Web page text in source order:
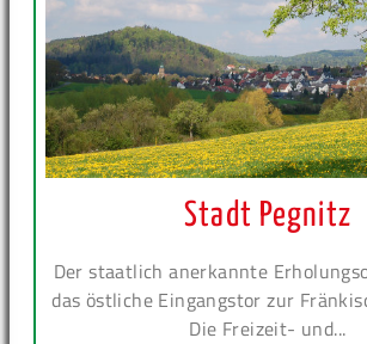
Stadt Pegnitz
Der staatlich anerkannte
das östliche Eingangstor zur
Die Freizeit- und...